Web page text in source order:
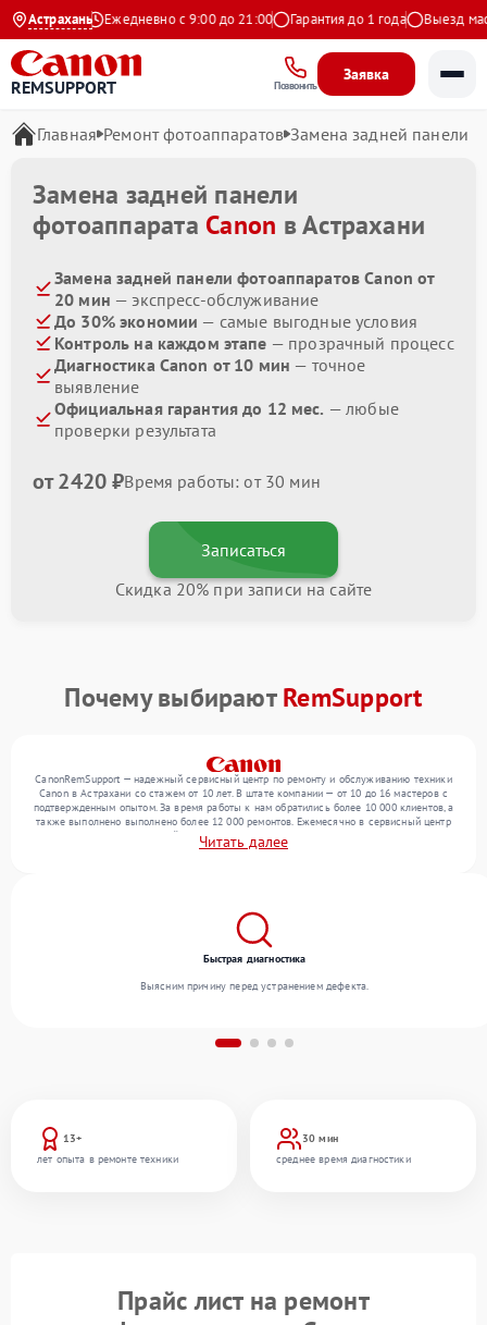
Астрахань
на Яндекс Ежедневно с 9:00 до 21:00 Гарантия до 1 года Выезд
REMSUPPORT Позвонить
Заявка
Главная Ремонт фотоаппаратов Замена задней панели
Замена задней панели
фотоаппарата Canon в Астрахани
Замена задней панели фотоаппаратов Canon от
20 мин — экспресс-обслуживание
До 30% экономии — самые выгодные условия
Контроль на каждом этапе — прозрачный процесс
Диагностика Canon от 10 мин — точное
выявление
Официальная гарантия до 12 мес. — любые
проверки результата
от 2420 ₽Время работы: от 30 мин
Записаться
Скидка 20% при записи на сайте
Почему выбираютRemSupport
CanonRemSupport — надежный сервисный центр по ремонту и обслуживанию техники
Canon в Астрахани со стажем от 10 лет. В штате компании — от 10 до 16 мастеров с
подтвержденным опытом. За время работы к нам обратились более 10 000 клиентов, а
также выполнено выполнено более 12 000 ремонтов. Ежемесячно в сервисный центр
поступает от 300 устройств, включая , , . Мы работаем с широким спектром
неисправностей и гарантируем высокое качество обслуживания благодаря
Читать далее
13+
лет опыта в ремонте техники
30 мин
среднее время диагностики
Быстрая диагностика
Выясним причину перед устранением дефекта.
Прайс лист на ремонт